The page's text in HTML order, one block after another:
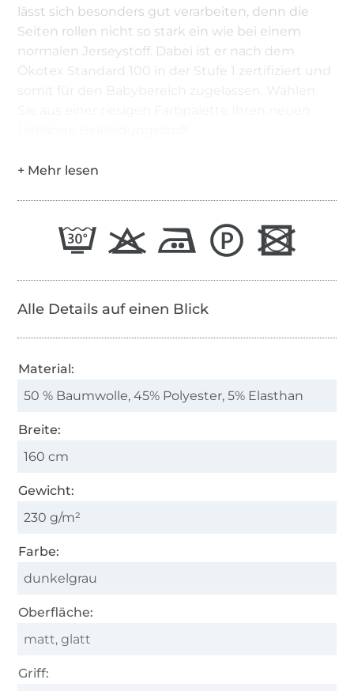
lässt sich besonders gut verarbeiten, denn die
Seiten rollen nicht so stark ein wie bei einem
normalen Jerseystoff. Dabei ist er nach dem
Ökotex Standard 100 in der Stufe 1 zertifiziert und
Alle Details auf einen Blick
Material:
50 % Baumwolle, 45% Polyester, 5% Elasthan
Breite:
160 cm
Gewicht:
230 g/m²
Farbe:
dunkelgrau
Oberfläche:
matt, glatt
Griff: